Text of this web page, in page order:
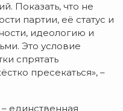
Показать, что не
партии, её статус и
идеологию и
Это условие
спрятать
пресекаться», –
единственная